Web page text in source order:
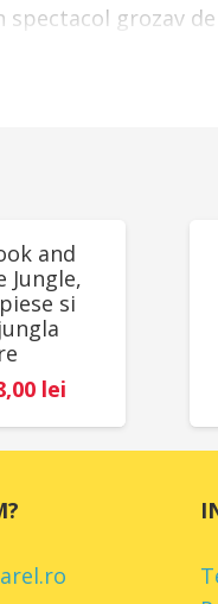
spectacol grozav
recomandată: + 3
EN71
and
Jungle,
si
lei.
lei
curent
este: